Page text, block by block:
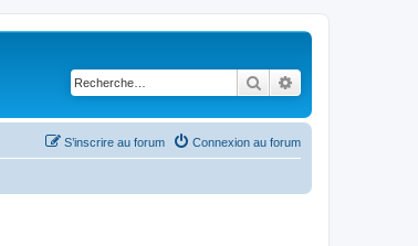
Rechercher
Connexion au forum
S’inscrire au forum